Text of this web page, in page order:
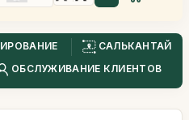
САЛЬКАНТАЙ
ОБСЛУЖИВАНИЕ КЛИЕНТОВ